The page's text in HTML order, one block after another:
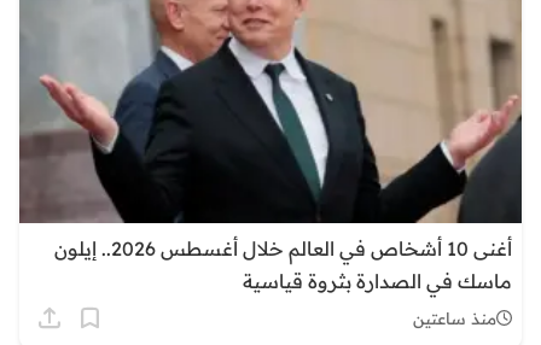
أغنى 10 أشخاص في العالم خلال أغسطس 2026.. إيلون
ماسك في الصدارة بثروة قياسية
منذ ساعتين